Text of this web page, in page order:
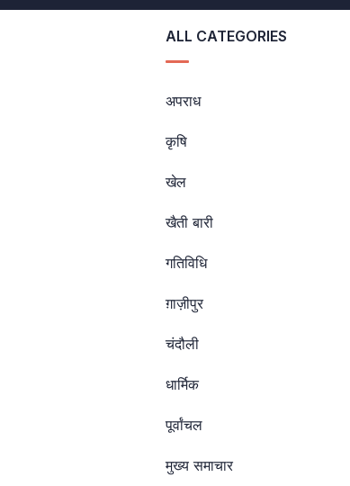
ALL CATEGORIES
अपराध
कृषि
खेल
खैती बारी
गतिविधि
ग़ाज़ीपुर
चंदौली
धार्मिक
पूर्वांचल
मुख्य समाचार